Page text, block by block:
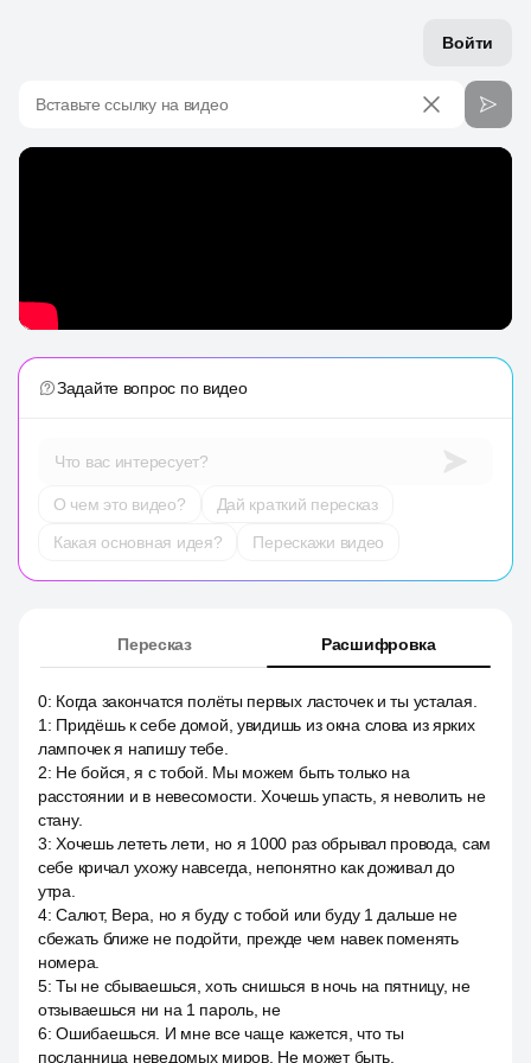
Войти
Вставьте ссылку на видео
Задайте вопрос по видео
Что вас интересует?
О чем это видео?
Дай краткий пересказ
Какая основная идея?
Перескажи видео
Пересказ Расшифровка
0: Когда закончатся полёты первых ласточек и ты усталая.
1 : Придёшь к себе домой, увидишь из окна слова из ярких
лампочек я напишу тебе.
2: Не бойся, я с тобой. Мы можем быть только на
расстоянии и в невесомости. Хочешь упасть, я неволить не
стану.
3:Хочешь лететь лети, но я 1000 раз обрывал провода, сам
себе кричал ухожу навсегда, непонятно как доживал до
утра.
4:Салют, Вера, но я буду с тобой или буду 1 дальше не
сбежать ближе не подойти, прежде чем навек поменять
номера.
5:Ты не сбываешься, хоть снишься в ночь на пятницу, не
отзываешься ни на 1 пароль, не
6:Ошибаешься. И мне все чаще кажется, что ты
посланница неведомых миров. Не может быть.